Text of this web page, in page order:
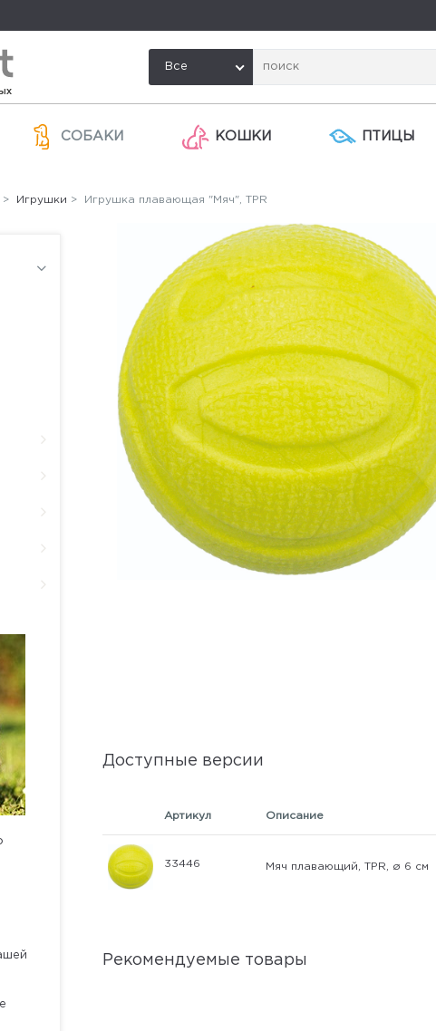
Все
СОБАКИ КОШКИ ПТИЦЫ
> Игрушки > Игрушка плавающая "Мяч", TPR
Доступные версии
Артикул Описание
33446 Мяч плавающий, TPR, ø 6 cм
Рекомендуемые товары